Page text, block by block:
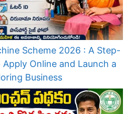
Scheme 2026 : A Step-
Online and Launch a
Business